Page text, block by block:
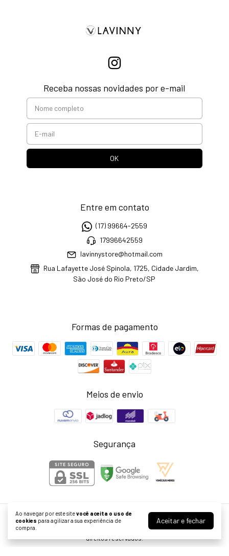
Ao navegar por este sitevocê aceita o uso de
cookies para agilizar a sua experiência de
compra.
Aceitar e fechar
Receba nossas novidades por e-mail
Entre em contato
(17) 99664-2559
17996642559
lavinnystore@hotmail.com
Rua Lafayette José Spinola, 1725, Cidade Jardim,
São José do Rio Preto/SP
Formas de pagamento
Meios de envio
Segurança
Lavinny Store
©2026. Larissa Neris Cardoso Agostini ME - 39999976000155. Todos os
direitos reservados.